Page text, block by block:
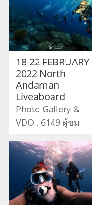
18-22 FEBRUARY
2022 North
Andaman
Liveaboard
Photo Gallery &
VDO , 6149 ผู้ชม